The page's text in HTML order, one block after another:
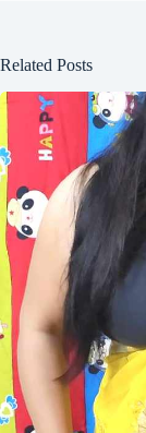
Related Posts